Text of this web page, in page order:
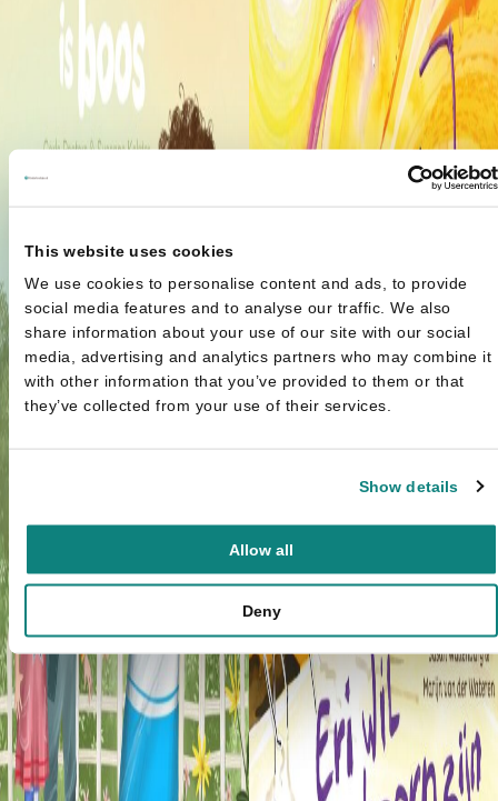
This website uses cookies
We use cookies to personalise content and ads, to provide
social media features and to analyse our traffic. We also
share information about your use of our site with our social
media, advertising and analytics partners who may combine it
with other information that you’ve provided to them or that
they’ve collected from your use of their services.
Show details
Allow all
Deny